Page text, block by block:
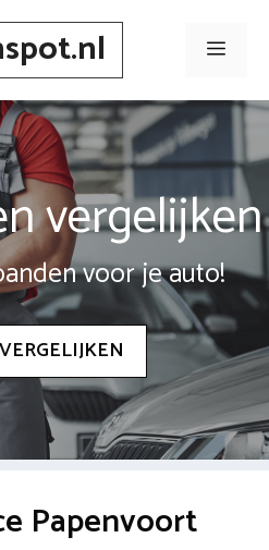
Menu
vergelijken
voor je auto!
Papenvoort